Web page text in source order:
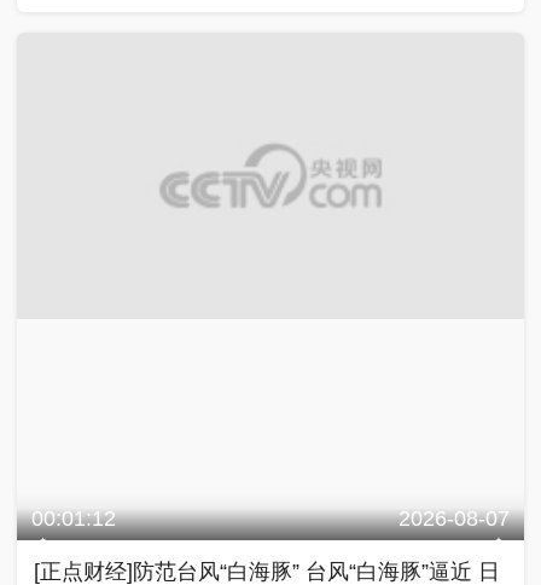
00:01:12 2026-08-07
[正点财经]防范台风“白海豚” 台风“白海豚”逼近 日